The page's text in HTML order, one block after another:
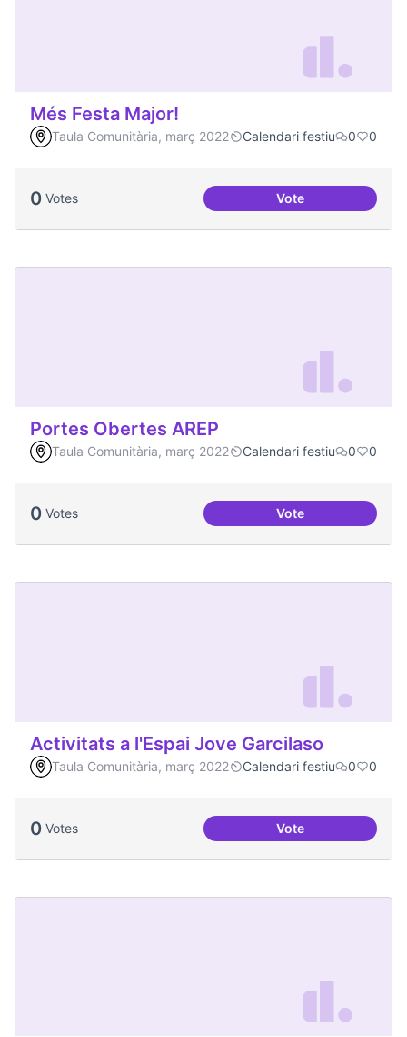
Més Festa Major!
Taula Comunitària, març 2022 Calendari festiu 0 0
0 Votes VoteMés Festa Major!
Portes Obertes AREP
Taula Comunitària, març 2022 Calendari festiu 0 0
0 Votes VotePortes Obertes
Activitats a l'Espai Jove Garcilaso
Taula Comunitària, març 2022 Calendari festiu 0 0
0 Votes VoteActivitats a l'Espai